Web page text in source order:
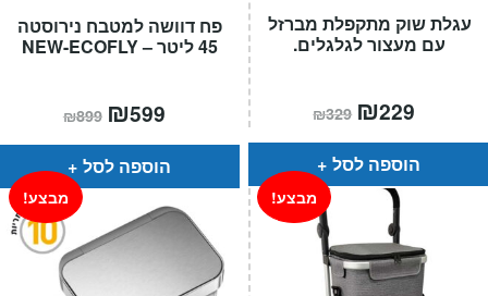
פח דוושה למטבח נירוסטה
45 ליטר – NEW-ECOFLY
₪899 המחיר
המקורי
היה:
₪899.
₪599
הוא:
הוספה לסל
עגלת שוק מתקפלת מברזל
עם מעצור לגלגלים.
₪329 המחיר
המקורי
היה:
₪329.
₪229
הוא:
הוספה לסל
מבצע! מבצע!